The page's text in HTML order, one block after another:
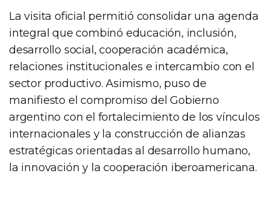
La visita oficial permitió consolidar una agenda
integral que combinó educación, inclusión,
desarrollo social, cooperación académica,
relaciones institucionales e intercambio con el
sector productivo. Asimismo, puso de
manifiesto el compromiso del Gobierno
argentino con el fortalecimiento de los vínculos
internacionales y la construcción de alianzas
estratégicas orientadas al desarrollo humano,
la innovación y la cooperación iberoamericana.